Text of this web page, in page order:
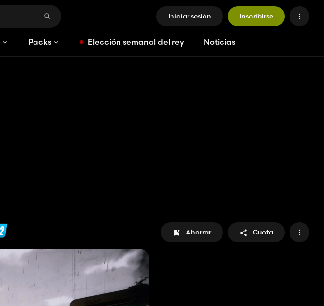
Iniciar sesión Inscribirse
Packs Elección semanal del rey Noticias
Ahorrar Cuota